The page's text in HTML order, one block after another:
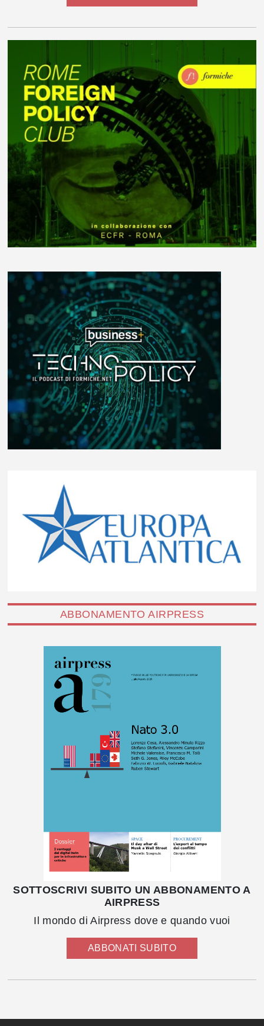
ABBONAMENTO AIRPRESS
SOTTOSCRIVI SUBITO UN ABBONAMENTO A
AIRPRESS
Il mondo di Airpress dove e quando vuoi
ABBONATI SUBITO